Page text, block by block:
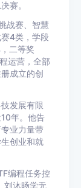
赛。
战赛、智慧
4类，学段
二等奖
运营，全部
成立的创
发展有限
年。他告
业力量带
创业和就
编程任务控
刘沐旸学无